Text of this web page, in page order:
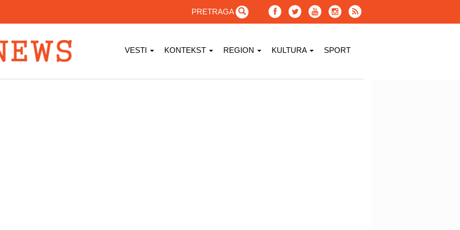
PRETRAGA
VESTI KONTEKST REGION KULTURA SPORT